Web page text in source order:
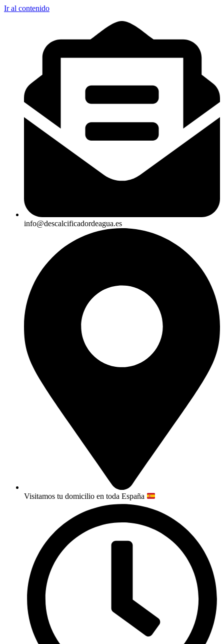
Ir al contenido
info@descalcificadordeagua.es
Visitamos tu domicilio en toda España